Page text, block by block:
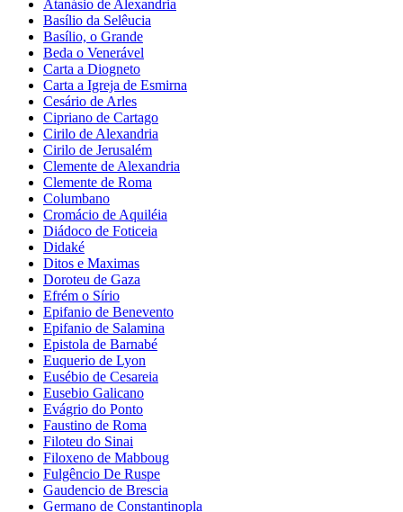
Atanásio de Alexandria
Basílio da Selêucia
Basílio, o Grande
Beda o Venerável
Carta a Diogneto
Carta a Igreja de Esmirna
Cesário de Arles
Cipriano de Cartago
Cirilo de Alexandria
Cirilo de Jerusalém
Clemente de Alexandria
Clemente de Roma
Columbano
Cromácio de Aquiléia
Diádoco de Foticeia
Didaké
Ditos e Maximas
Doroteu de Gaza
Efrém o Sírio
Epifanio de Benevento
Epifanio de Salamina
Epistola de Barnabé
Euquerio de Lyon
Eusébio de Cesareia
Eusebio Galicano
Evágrio do Ponto
Faustino de Roma
Filoteu do Sinai
Filoxeno de Mabboug
Fulgêncio De Ruspe
Gaudencio de Brescia
Germano de Constantinopla